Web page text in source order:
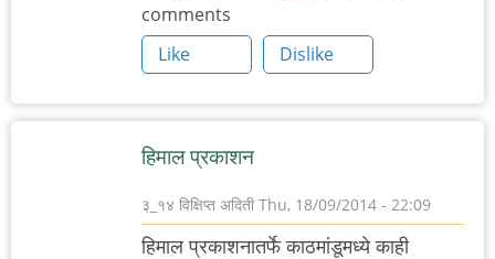
comments
Like
Dislike
हिमाल प्रकाशन
३_१४ विक्षिप्त अदिती Thu, 18/09/2014 - 22:09
हिमाल प्रकाशनातर्फे काठमांडूमध्ये काही